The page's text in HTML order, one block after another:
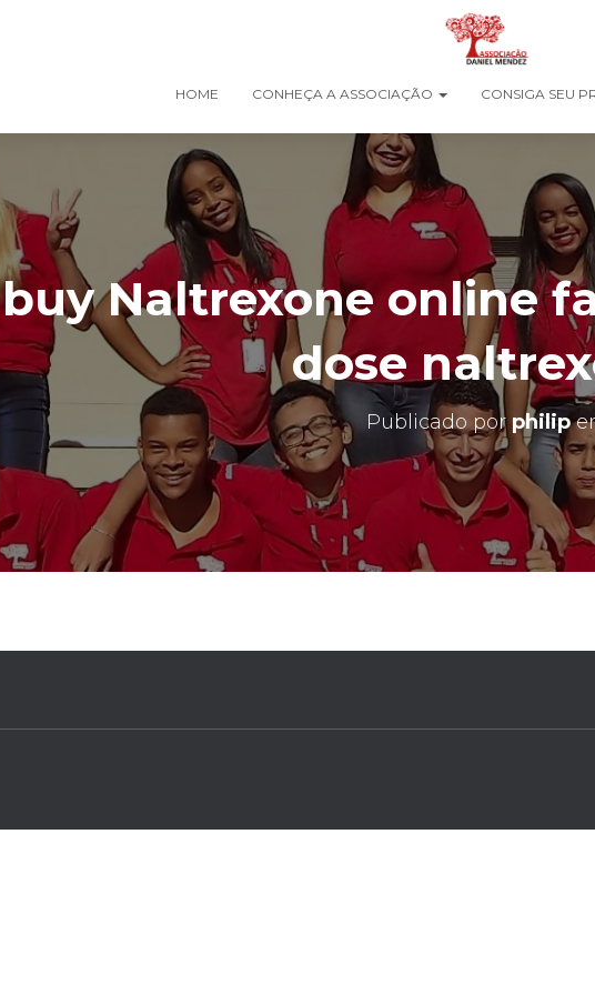
HOME CONHEÇA A ASSOCIAÇÃO CONSIGA SEU
buy Naltrexone online
dose
Publicado por philip